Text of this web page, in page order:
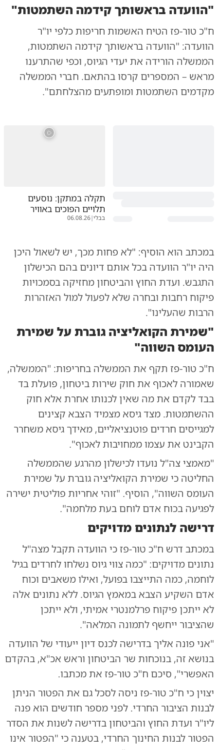
"הוועדה בראשותך קידמה השתמטות"
ח"כ טור-פז הטיח האשמות חריפות כלפי יו"ר
הוועדה: "הוועדה בראשותך קידמה השתמטות,
הממשלה הורידה את יעדי הגיוס, וכפי שהתרענו
מראש – המספרים קרסו בהתאם. חברי הממשלה
מקדמים השתמטות ומופתעים מהצלחתם".
תקלה במתקן: נוסעים
תלויים הפוכים באוויר
בבלי|
06.08.26
במכתב הוא הוסיף: "לא פחות מכך, יש לשאול היכן
היה יו"ר הוועדה בכל אותם דיונים בהם הכישלון
התגבש. ועדת החוץ והביטחון מחזיקה בסמכויות
פיקוח רחבות ובחרה שלא לפעול למול האזהרות
הרבות שהעלינו".
"שמירת הקואליציה גוברת על שמירת
העומס השווה"
ח"כ טור-פז תקף את הממשלה בחריפות: "הממשלה,
שאמורה לאכוף את חוק שירות ביטחון, פועלת בד
בבד לקדם את מה שאין לכנותו אחרת אלא חוק
ההשתמטות. מצד גיסא מצמיד הצבא קצינים
למגייסים חרדים פוטנציאליים, מאידך גיסא משחרר
הקבינט את עצמו ממחויבות לאכוף".
"מאמצי צה"ל נועדו לכישלון מהרגע שהממשלה
החליטה כי שמירת הקואליציה גוברת על שמירת
העומס השווה", הוסיף. "זוהי אחריות פוליטית ישירה
לפגיעה בכוח אדם לוחם בעת מלחמה".
דרישה לנתונים מדויקים
במכתב דרש ח"כ טור-פז כי הוועדה תקבל מצה"ל
נתונים מדויקים: "כמה צווי גיוס נשלחו לחרדים בגיל
לוחמה, כמה התייצבו בפועל, ואילו משאבים וכוח
אדם השקיע הצבא במאמץ הגיוס. ללא נתונים אלה
לא ייתכן פיקוח פרלמנטרי אמיתי, ולא ייתכן
שהציבור ייחשף לתמונה המלאה".
"אני פונה אליך בדרישה לכנס דיון ייעודי של הוועדה
בנושא זה, בנוכחות שר הביטחון וראש אכ"א, בהקדם
האפשרי", סיכם ח"כ טור-פז את מכתבו.
יצוין כי ח"כ טור-פז ניסה לסכל גם את הפטור הניתן
לבנות הציבור החרדי. לפני מספר חודשים הוא פנה
ליו"ר ועדת החוץ והביטחון בדרישה לשנות את הסדר
הפטור לבנות החינוך החרדי, בטענה כי "הפטור אינו